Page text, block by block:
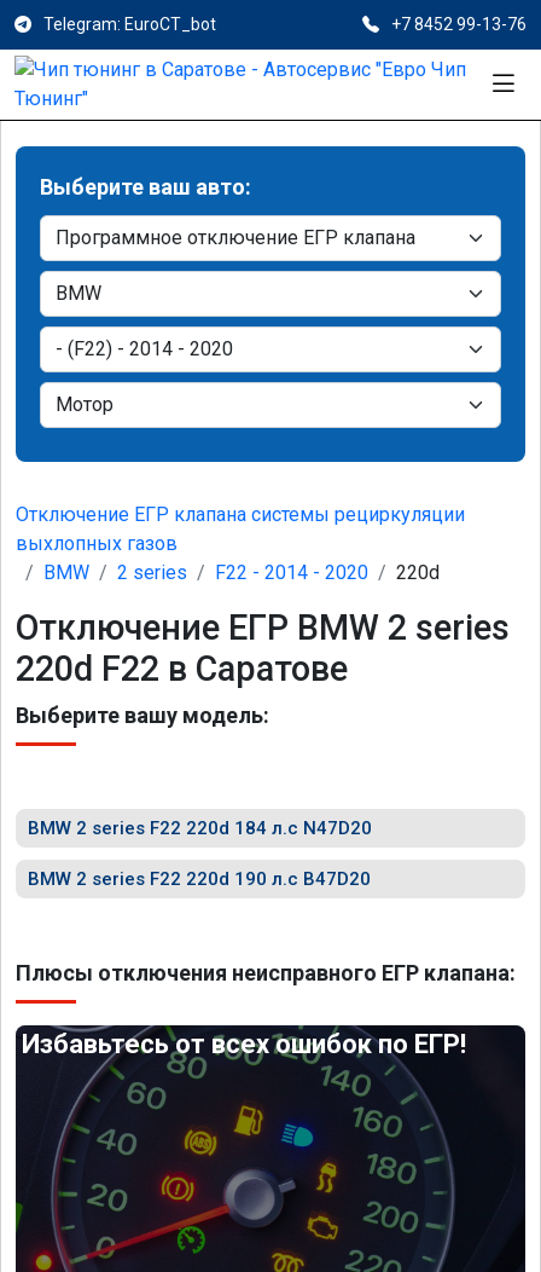
Telegram: EuroCT_bot +7 8452 99-13-76
Выберите ваш авто:
Отключение ЕГР клапана системы рециркуляции
выхлопных газов
BMW
2 series F22 - 2014 - 2020 220d
Отключение ЕГР BMW 2 series
220d F22 в Саратове
Выберите вашу модель:
BMW 2 series F22 220d 184 л.с N47D20
BMW 2 series F22 220d 190 л.с B47D20
Плюсы отключения неисправного ЕГР клапана:
Избавьтесь от всех ошибок по ЕГР!